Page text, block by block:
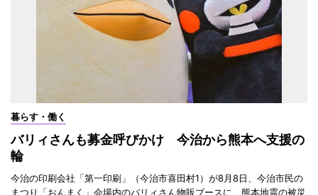
暮らす・働く
バリィさんも募金呼びかけ 今治から熊本へ支援の
輪
今治の印刷会社「第一印刷」（今治市喜田村1）が8月8日、今治市民の
まつり「おんまく」会場内のバリィさん物販ブースに、熊本地震の被災